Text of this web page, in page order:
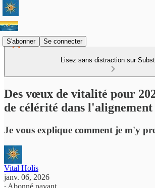
S'abonner Se connecter
Lisez sans distraction sur
Des vœux de vitalité pour
de célérité dans l'alignement
Je vous explique comment je m'y
Vital Holis
janv. 06, 2026
∙ Abonné payant